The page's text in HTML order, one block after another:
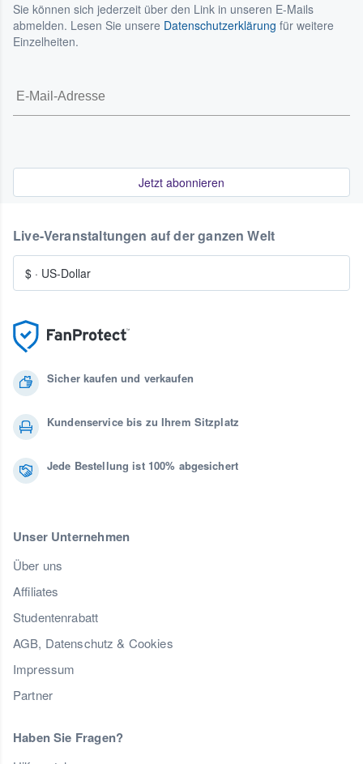
Sie können sich jederzeit über den Link in unseren E-Mails
abmelden. Lesen Sie unsere Datenschutzerklärung für weitere
Einzelheiten.
Jetzt abonnieren
Sicher kaufen und verkaufen
Kundenservice bis zu Ihrem Sitzplatz
Jede Bestellung ist 100% abgesichert
Unser Unternehmen
Über uns
Affiliates
Studentenrabatt
AGB, Datenschutz & Cookies
Impressum
Partner
Haben Sie Fragen?
Live-Veranstaltungen auf der ganzen Welt
$ · US-Dollar